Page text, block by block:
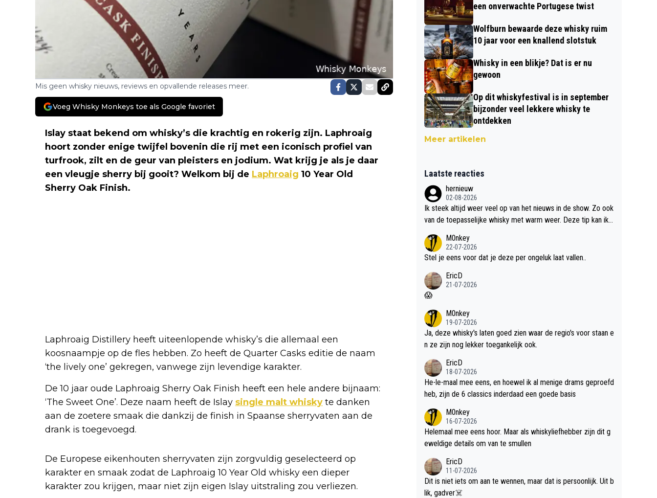
Mis geen whisky nieuws, reviews en opvallende releases meer.
Voeg Whisky Monkeys toe als Google favoriet
Islay staat bekend om whisky’s die krachtig en rokerig zijn. Laphroaig
hoort zonder enige twijfel bovenin die rij met een iconisch profiel van
turfrook, zilt en de geur van pleisters en jodium. Wat krijg je als je daar
een vleugje sherry bij gooit? Welkom bij de Laphroaig 10 Year Old
Sherry Oak Finish.
Laphroaig Distillery heeft uiteenlopende whisky’s die allemaal een
koosnaampje op de fles hebben. Zo heeft de Quarter Casks editie de naam
‘the lively one’ gekregen, vanwege zijn levendige karakter.
De 10 jaar oude Laphroaig Sherry Oak Finish heeft een hele andere bijnaam:
‘The Sweet One’. Deze naam heeft de Islay single malt whisky te danken
aan de zoetere smaak die dankzij de finish in Spaanse sherryvaten aan de
drank is toegevoegd.
De Europese eikenhouten sherryvaten zijn zorgvuldig geselecteerd op
karakter en smaak zodat de Laphroaig 10 Year Old whisky een dieper
karakter zou krijgen, maar niet zijn eigen Islay uitstraling zou verliezen.
een onverwachte Portugese twist
Wolfburn bewaarde deze whisky ruim
10 jaar voor een knallend slotstuk
Whisky in een blikje? Dat is er nu
gewoon
Op dit whiskyfestival is in september
bijzonder veel lekkere whisky te
ontdekken
Meer artikelen
Laatste reacties
hernieuw
02-08-2026
Ik steek altijd weer veel op van het nieuws in de show. Zo ook
van de toepasselijke whisky met warm weer. Deze tip kan ik
M0nkey
22-07-2026
Stel je eens voor dat je deze per ongeluk laat vallen..
EricD
21-07-2026
😱
M0nkey
19-07-2026
Ja, deze whisky's laten goed zien waar de regio's voor staan e
n ze zijn nog lekker toegankelijk ook.
EricD
18-07-2026
He-le-maal mee eens, en hoewel ik al menige drams geproefd
heb, zijn de 6 classics inderdaad een goede basis
M0nkey
16-07-2026
Helemaal mee eens hoor. Maar als whiskyliefhebber zijn dit g
eweldige details om van te smullen
EricD
11-07-2026
Dit is niet iets om aan te wennen, maar dat is persoonlijk. Uit b
lik, gadver☠️